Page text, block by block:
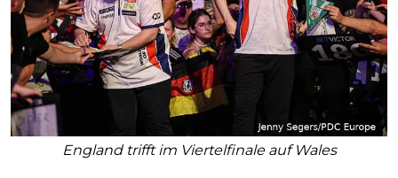
England trifft im Viertelfinale auf Wales